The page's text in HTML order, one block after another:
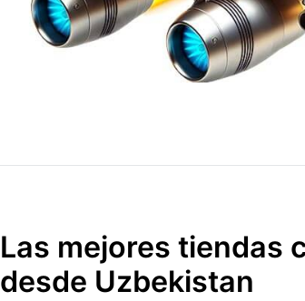
Las mejores tiendas
desde Uzbekistan